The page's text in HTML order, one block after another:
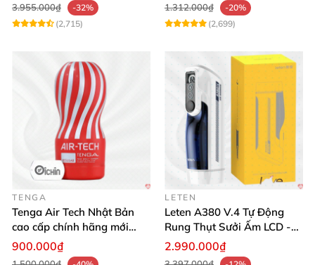
3.955.000₫
-32%
(2,715)
1.312.000₫
-20%
(2,699)
TENGA
Tenga Air Tech Nhật Bản
cao cấp chính hãng mới
seal giá tốt
900.000₫
LETEN
Leten A380 V.4 Tự Động
Rung Thụt Sưởi Ấm LCD -
Mua Ngay
2.990.000₫